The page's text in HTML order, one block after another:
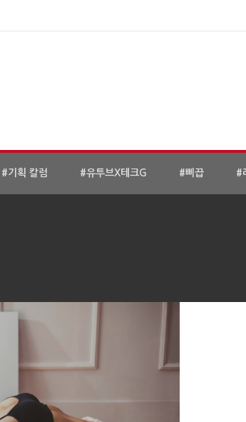
#기획 칼럼 #유투브X테크G #삐끕 #